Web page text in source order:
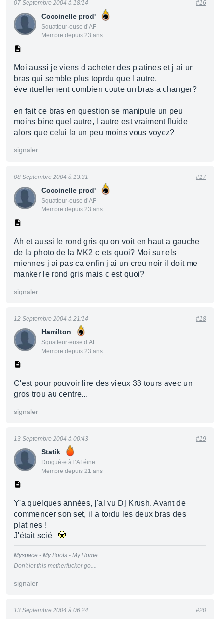
Coccinelle prod'
Squatteur·euse d’AF
Membre depuis 23 ans
07 Septembre 2004 à 18:14 #16
Moi aussi je viens d acheter des platines et j ai un
bras qui semble plus toprdu que l autre,
éventuellement combien coute un bras a changer?
en fait ce bras en question se manipule un peu
moins bine quel autre, l autre est vraiment fluide
alors que celui la un peu moins vous voyez?
signaler
Coccinelle prod'
Squatteur·euse d’AF
Membre depuis 23 ans
08 Septembre 2004 à 13:31 #17
Ah et aussi le rond gris qu on voit en haut a gauche
de la photo de la MK2 c ets quoi? Moi sur els
miennes j ai pas ca enfin j ai un creu noir il doit me
manker le rond gris mais c est quoi?
signaler
Hamilton
Squatteur·euse d’AF
Membre depuis 23 ans
12 Septembre 2004 à 21:14 #18
C'est pour pouvoir lire des vieux 33 tours avec un
gros trou au centre...
signaler
Statik
Drogué·e à l’AFéine
Membre depuis 21 ans
13 Septembre 2004 à 00:43 #19
Y'a quelques années, j'ai vu Dj Krush. Avant de
commencer son set, il a tordu les deux bras des
platines !
J'était scié !
Myspace - My Boots - My Home
Don't let this motherfucker go....
signaler
13 Septembre 2004 à 06:24 #20